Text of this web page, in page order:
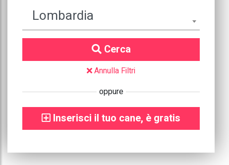
Lombardia
Cerca
Annulla Filtri
oppure
Inserisci il tuo cane, è gratis